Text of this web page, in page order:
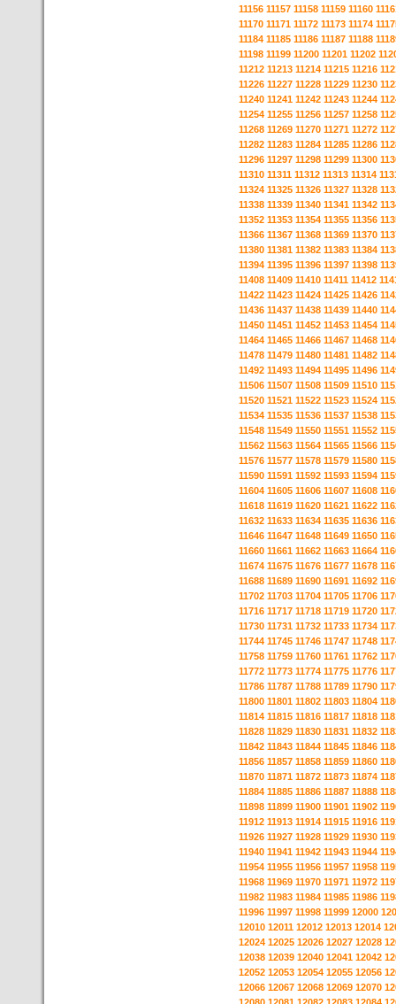
11156 11157 11158 11159 11160
11170 11171 11172 11173 11174
11184 11185 11186 11187 11188
11198 11199 11200 11201 11202
11212 11213 11214 11215 11216
11226 11227 11228 11229 11230
11240 11241 11242 11243 11244
11254 11255 11256 11257 11258
11268 11269 11270 11271 11272
11282 11283 11284 11285 11286
11296 11297 11298 11299 11300
11310 11311 11312 11313 11314
11324 11325 11326 11327 11328
11338 11339 11340 11341 11342
11352 11353 11354 11355 11356
11366 11367 11368 11369 11370
11380 11381 11382 11383 11384
11394 11395 11396 11397 11398
11408 11409 11410 11411 11412
11422 11423 11424 11425 11426
11436 11437 11438 11439 11440
11450 11451 11452 11453 11454
11464 11465 11466 11467 11468
11478 11479 11480 11481 11482
11492 11493 11494 11495 11496
11506 11507 11508 11509 11510
11520 11521 11522 11523 11524
11534 11535 11536 11537 11538
11548 11549 11550 11551 11552
11562 11563 11564 11565 11566
11576 11577 11578 11579 11580
11590 11591 11592 11593 11594
11604 11605 11606 11607 11608
11618 11619 11620 11621 11622
11632 11633 11634 11635 11636
11646 11647 11648 11649 11650
11660 11661 11662 11663 11664
11674 11675 11676 11677 11678
11688 11689 11690 11691 11692
11702 11703 11704 11705 11706
11716 11717 11718 11719 11720
11730 11731 11732 11733 11734
11744 11745 11746 11747 11748
11758 11759 11760 11761 11762
11772 11773 11774 11775 11776
11786 11787 11788 11789 11790
11800 11801 11802 11803 11804
11814 11815 11816 11817 11818
11828 11829 11830 11831 11832
11842 11843 11844 11845 11846
11856 11857 11858 11859 11860
11870 11871 11872 11873 11874
11884 11885 11886 11887 11888
11898 11899 11900 11901 11902
11912 11913 11914 11915 11916
11926 11927 11928 11929 11930
11940 11941 11942 11943 11944
11954 11955 11956 11957 11958
11968 11969 11970 11971 11972
11982 11983 11984 11985 11986
11996 11997 11998 11999 12000
12010 12011 12012 12013 12014
12024 12025 12026 12027 12028
12038 12039 12040 12041 12042
12052 12053 12054 12055 12056
12066 12067 12068 12069 12070